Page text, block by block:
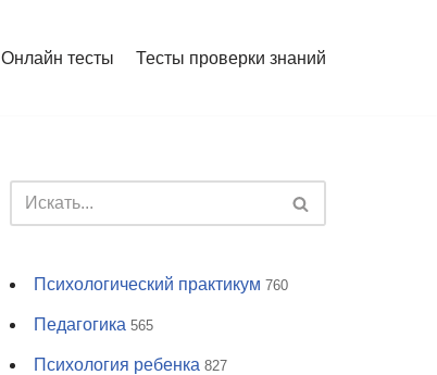
Онлайн тесты Тесты проверки знаний
Психологический практикум 760
Педагогика 565
Психология ребенка 827